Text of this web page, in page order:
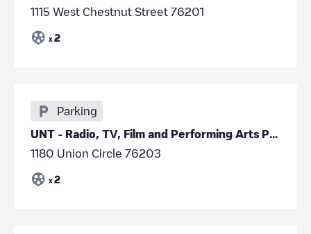
1115 West Chestnut Street 76201
x 2
Parking
UNT - Radio, TV, Film and Performing Arts Parking
1180 Union Circle 76203
x 2